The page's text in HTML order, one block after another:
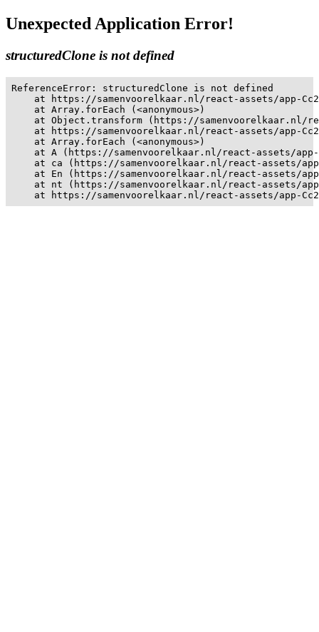
Unexpected Application Error!
structuredClone is not defined
ReferenceError: structuredClone is not defined
at https://samenvoorelkaar.nl/react-assets/app-
    at Array.forEach (<anonymous>)
at Object.transform (https://samenvoorelkaar.nl/
at https://samenvoorelkaar.nl/react-assets/app-
    at Array.forEach (<anonymous>)
at A (https://samenvoorelkaar.nl/react-assets/
at ca (https://samenvoorelkaar.nl/react-assets/
at En (https://samenvoorelkaar.nl/react-assets/
at nt (https://samenvoorelkaar.nl/react-assets/
at https://samenvoorelkaar.nl/react-assets/app-